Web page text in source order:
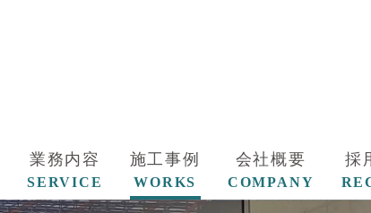
業務内容
SERVICE
施工事例
WORKS
会社概要
COMPANY
採